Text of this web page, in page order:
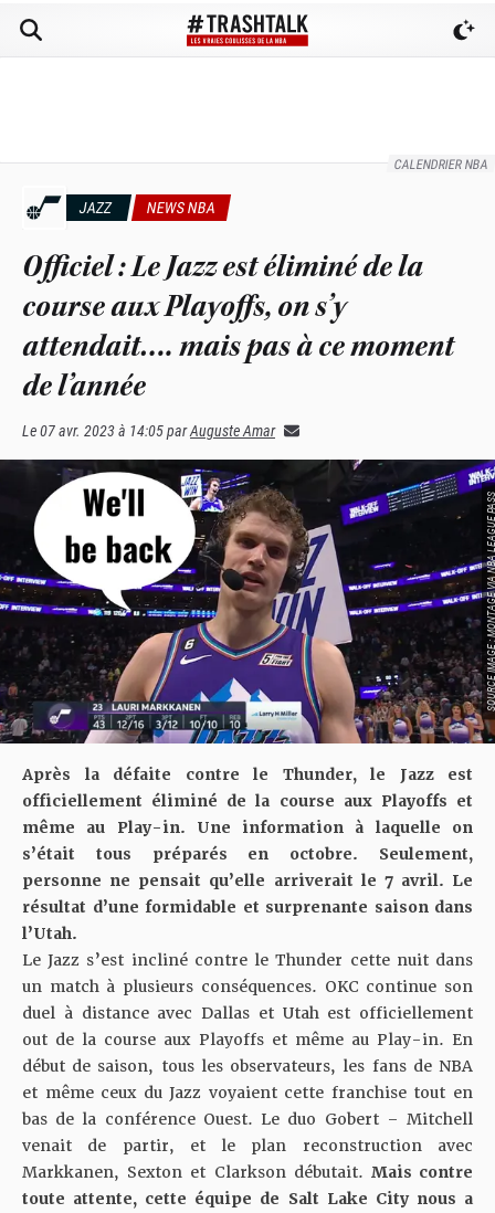
CALENDRIER NBA
JAZZ NEWS NBA
Officiel : Le Jazz est éliminé de la
course aux Playoffs, on s’y
attendait…. mais pas à ce moment
de l’année
Le07 avr. 2023 à 14:05parAuguste Amar
SOURCE IMAGE :
Après la défaite contre le Thunder, le Jazz est
officiellement éliminé de la course aux Playoffs et
même au Play-in. Une information à laquelle on
s’était tous préparés en octobre. Seulement,
personne ne pensait qu’elle arriverait le 7 avril. Le
résultat d’une formidable et surprenante saison dans
l’Utah.
Le Jazz s’est incliné contre le Thunder cette nuit dans
un match à plusieurs conséquences. OKC continue son
duel à distance avec Dallas et Utah est officiellement
out de la course aux Playoffs et même au Play-in. En
début de saison, tous les observateurs, les fans de NBA
et même ceux du Jazz voyaient cette franchise tout en
bas de la conférence Ouest. Le duo Gobert – Mitchell
venait de partir, et le plan reconstruction avec
Markkanen, Sexton et Clarkson débutait. Mais contre
toute attente, cette équipe de Salt Lake City nous a